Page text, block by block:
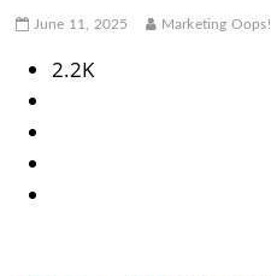
o
m
m
c
June 11, 2025 Marketing Oops!
2.2K